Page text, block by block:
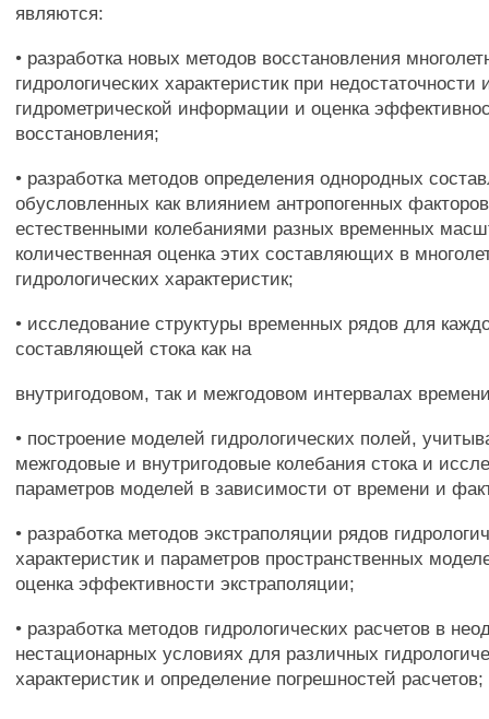
являются:
• разработка новых методов восстановления
гидрологических характеристик при недостаточности
гидрометрической информации и оценка
восстановления;
• разработка методов определения однородных
обусловленных как влиянием антропогенных
естественными колебаниями разных временных
количественная оценка этих составляющих в
гидрологических характеристик;
• исследование структуры временных рядов для
составляющей стока как на
внутригодовом, так и межгодовом интервалах
• построение моделей гидрологических полей,
межгодовые и внутригодовые колебания стока и
параметров моделей в зависимости от времени и
• разработка методов экстраполяции рядов
характеристик и параметров пространственных
оценка эффективности экстраполяции;
• разработка методов гидрологических расчетов в
нестационарных условиях для различных
характеристик и определение погрешностей расчетов;